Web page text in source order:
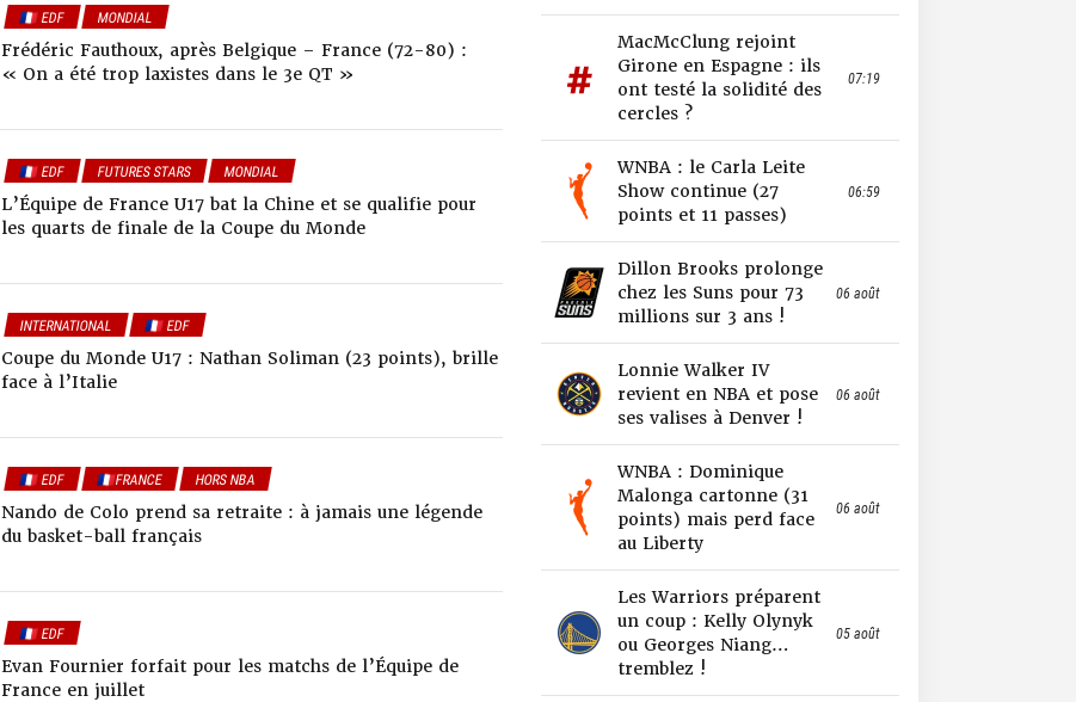
🇫🇷 EDF MONDIAL
Frédéric Fauthoux, après Belgique – France (72-80) :
« On a été trop laxistes dans le 3e QT »
🇫🇷 EDF FUTURES STARS MONDIAL
L’Équipe de France U17 bat la Chine et se qualifie pour
les quarts de finale de la Coupe du Monde
INTERNATIONAL 🇫🇷 EDF
Coupe du Monde U17 : Nathan Soliman (23 points), brille
face à l’Italie
🇫🇷 EDF 🇫🇷FRANCE HORS NBA
Nando de Colo prend sa retraite : à jamais une légende
du basket-ball français
🇫🇷 EDF
Evan Fournier forfait pour les matchs de l’Équipe de
France en juillet
MacMcClung rejoint
Girone en Espagne : ils
ont testé la solidité des
cercles ?
07:19
WNBA : le Carla Leite
Show continue (27
points et 11 passes)
06:59
Dillon Brooks prolonge
chez les Suns pour 73
millions sur 3 ans !
06 août
Lonnie Walker IV
revient en NBA et pose
ses valises à Denver !
06 août
WNBA : Dominique
Malonga cartonne (31
points) mais perd face
au Liberty
06 août
Les Warriors préparent
un coup : Kelly Olynyk
ou Georges Niang…
tremblez !
05 août